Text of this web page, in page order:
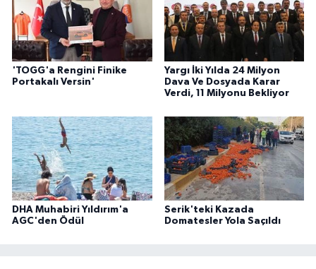
'TOGG'a Rengini Finike
Portakalı Versin'
Yargı İki Yılda 24 Milyon
Dava Ve Dosyada Karar
Verdi, 11 Milyonu Bekliyor
DHA Muhabiri Yıldırım'a
AGC'den Ödül
Serik'teki Kazada
Domatesler Yola Saçıldı